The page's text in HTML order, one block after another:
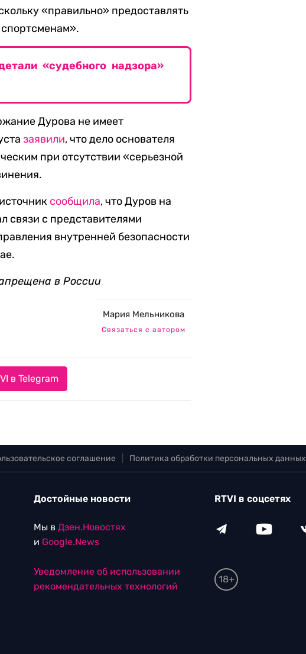
«правильно» предоставлять
«судебного надзора»
Дурова не имеет
заявили, что дело основателя
при отсутствии «серьезной
сообщила, что Дуров на
связи с представителями
внутренней безопасности
в России
Мария Мельникова
Связаться с автором
в Telegram
соглашение Политика обработки персональных данных
Достойные новости
Мы в Дзен.Новостях
и Google.News
Уведомление об использовании
рекомендательных технологий
RTVI в соцсетях
18+